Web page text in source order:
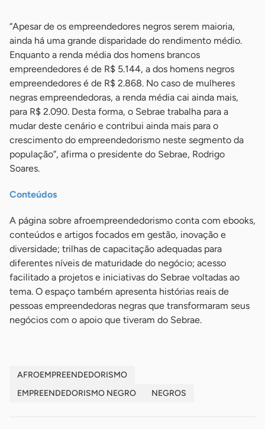
“Apesar de os empreendedores negros serem maioria,
ainda há uma grande disparidade do rendimento médio.
Enquanto a renda média dos homens brancos
empreendedores é de R$ 5.144, a dos homens negros
empreendedores é de R$ 2.868. No caso de mulheres
negras empreendedoras, a renda média cai ainda mais,
para R$ 2.090. Desta forma, o Sebrae trabalha para a
mudar deste cenário e contribui ainda mais para o
crescimento do empreendedorismo neste segmento da
população”, afirma o presidente do Sebrae, Rodrigo
Soares.
Conteúdos
A página sobre afroempreendedorismo conta com ebooks,
conteúdos e artigos focados em gestão, inovação e
diversidade; trilhas de capacitação adequadas para
diferentes níveis de maturidade do negócio; acesso
facilitado a projetos e iniciativas do Sebrae voltadas ao
tema. O espaço também apresenta histórias reais de
pessoas empreendedoras negras que transformaram seus
negócios com o apoio que tiveram do Sebrae.
AFROEMPREENDEDORISMO
EMPREENDEDORISMO NEGRO
NEGROS